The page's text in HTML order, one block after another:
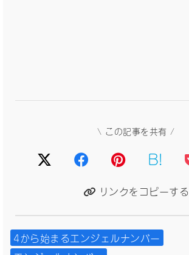
\ この記事を共有 /
B!
リンクをコピーする
4から始まるエンジェルナンバー